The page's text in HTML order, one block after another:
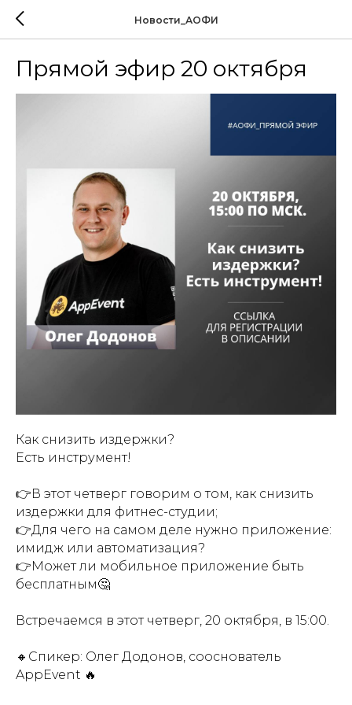
Новости_АОФИ
Прямой эфир 20 октября
Как снизить издержки?
Есть инструмент!
👉В этот четверг говорим о том, как снизить
издержки для фитнес-студии;
👉Для чего на самом деле нужно приложение:
имидж или автоматизация?
👉Может ли мобильное приложение быть
бесплатным🤔
Встречаемся в этот четверг, 20 октября, в 15:00.
🔸Спикер: Олег Додонов, сооснователь
AppEvent 🔥